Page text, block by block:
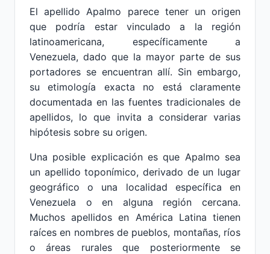
El apellido Apalmo parece tener un origen
que podría estar vinculado a la región
latinoamericana, específicamente a
Venezuela, dado que la mayor parte de sus
portadores se encuentran allí. Sin embargo,
su etimología exacta no está claramente
documentada en las fuentes tradicionales de
apellidos, lo que invita a considerar varias
hipótesis sobre su origen.
Una posible explicación es que Apalmo sea
un apellido toponímico, derivado de un lugar
geográfico o una localidad específica en
Venezuela o en alguna región cercana.
Muchos apellidos en América Latina tienen
raíces en nombres de pueblos, montañas, ríos
o áreas rurales que posteriormente se